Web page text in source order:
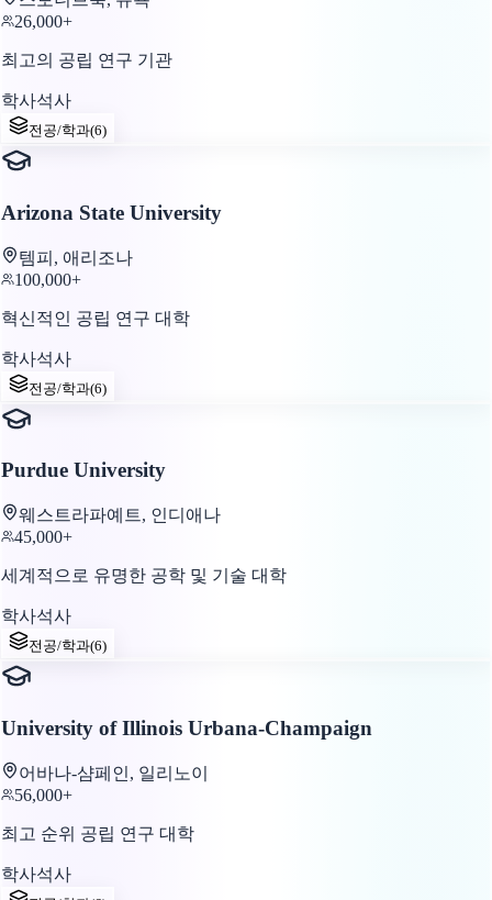
26,000+
최고의 공립 연구 기관
학사석사
전공/학과(6)
Arizona State University
템피, 애리조나
100,000+
혁신적인 공립 연구 대학
학사석사
전공/학과(6)
Purdue University
웨스트라파예트, 인디애나
45,000+
세계적으로 유명한 공학 및 기술 대학
학사석사
전공/학과(6)
University of Illinois Urbana-Champaign
어바나-샴페인, 일리노이
56,000+
최고 순위 공립 연구 대학
학사석사